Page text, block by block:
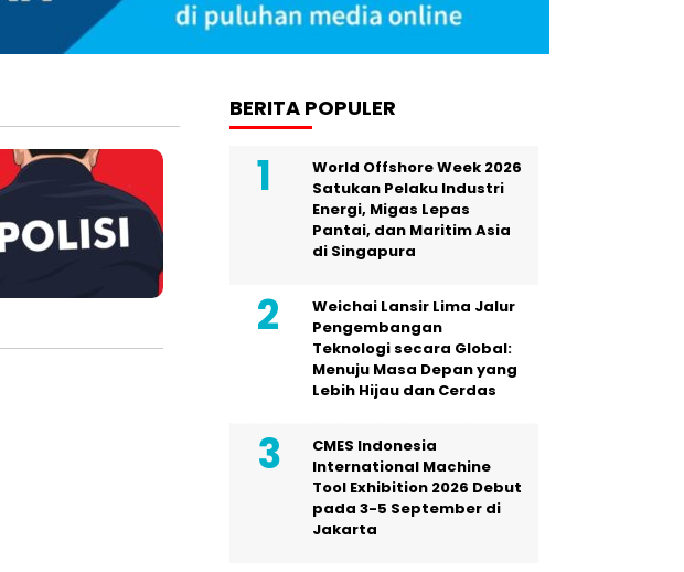
BERITA POPULER
World Offshore Week 2026
Satukan Pelaku Industri
Energi, Migas Lepas
Pantai, dan Maritim Asia
di Singapura
Weichai Lansir Lima Jalur
Pengembangan
Teknologi secara Global:
Menuju Masa Depan yang
Lebih Hijau dan Cerdas
CMES Indonesia
International Machine
Tool Exhibition 2026 Debut
pada 3-5 September di
Jakarta